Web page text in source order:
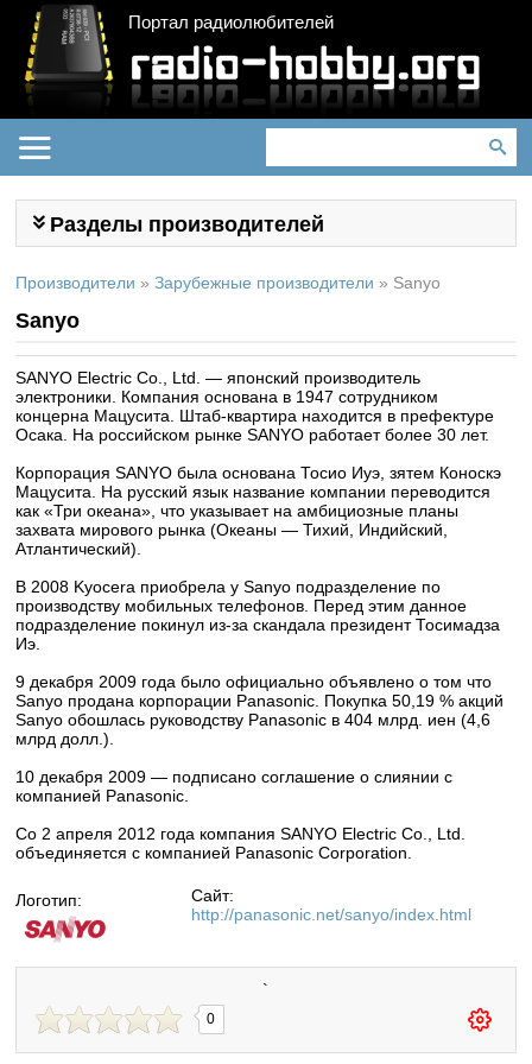
Портал радиолюбителей
Разделы производителей
Производители » Зарубежные производители » Sanyo
Sanyo
SANYO Electric Co., Ltd. — японский производитель
электроники. Компания основана в 1947 сотрудником
концерна Мацусита. Штаб-квартира находится в префектуре
Осака. На российском рынке SANYO работает более 30 лет.
Корпорация SANYO была основана Тосио Иуэ, зятем Коноскэ
Мацусита. На русский язык название компании переводится
как «Три океана», что указывает на амбициозные планы
захвата мирового рынка (Океаны — Тихий, Индийский,
Атлантический).
В 2008 Kyocera приобрела у Sanyo подразделение по
производству мобильных телефонов. Перед этим данное
подразделение покинул из-за скандала президент Тосимадза
Иэ.
9 декабря 2009 года было официально объявлено о том что
Sanyo продана корпорации Panasonic. Покупка 50,19 % акций
Sanyo обошлась руководству Panasonic в 404 млрд. иен (4,6
млрд долл.).
10 декабря 2009 — подписано соглашение о слиянии с
компанией Panasonic.
Со 2 апреля 2012 года компания SANYO Electric Co., Ltd.
объединяется с компанией Panasonic Corporation.
Логотип:
Сайт:
http://panasonic.net/sanyo/index.html
`
0